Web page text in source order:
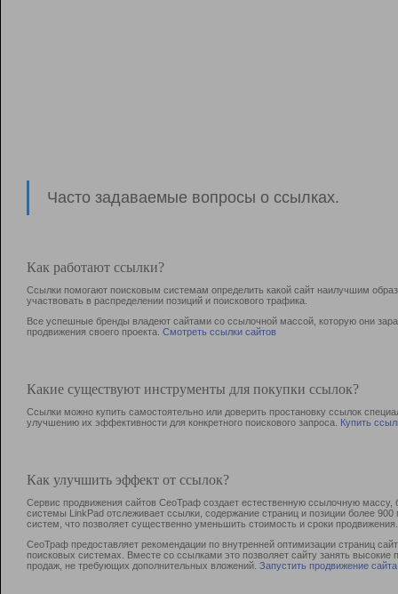
Часто задаваемые вопросы о ссылках.
Как работают ссылки?
Ссылки помогают поисковым системам определить какой сайт наилучшим
участвовать в раcпределении позиций и поискового трафика.
Все успешные бренды владеют сайтами со ссылочной массой, которую они
продвижения своего проекта. Смотреть ссылки сайтов
Какие существуют инструменты для покупки ссылок?
Ссылки можно купить самостоятельно или доверить простановку ссылок
улучшению их эффективности для конкретного поискового запроса. Купить
Как улучшить эффект от ссылок?
Сервис продвижения сайтов СеоТраф создает естественную ссылочную
системы LinkPad отслеживает ссылки, содержание страниц и позиции более
систем, что позволяет существенно уменьшить стоимость и сроки продвижения.
СеоТраф предоставляет рекомендации по внутренней оптимизации страниц
поисковых системах. Вместе со ссылками это позволяет сайту занять
продаж, не требующих дополнительных вложений. Запустить продвижение сайта